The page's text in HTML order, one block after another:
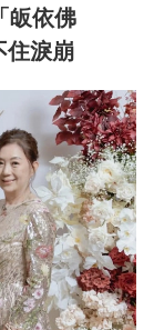
皈依佛
住淚崩